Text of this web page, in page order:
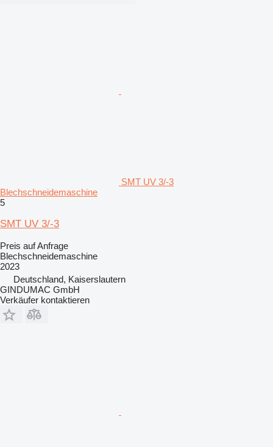
SMT UV 3/-3
Blechschneidemaschine
5
SMT UV 3/-3
Preis auf Anfrage
Blechschneidemaschine
2023
Deutschland, Kaiserslautern
GINDUMAC GmbH
Verkäufer kontaktieren